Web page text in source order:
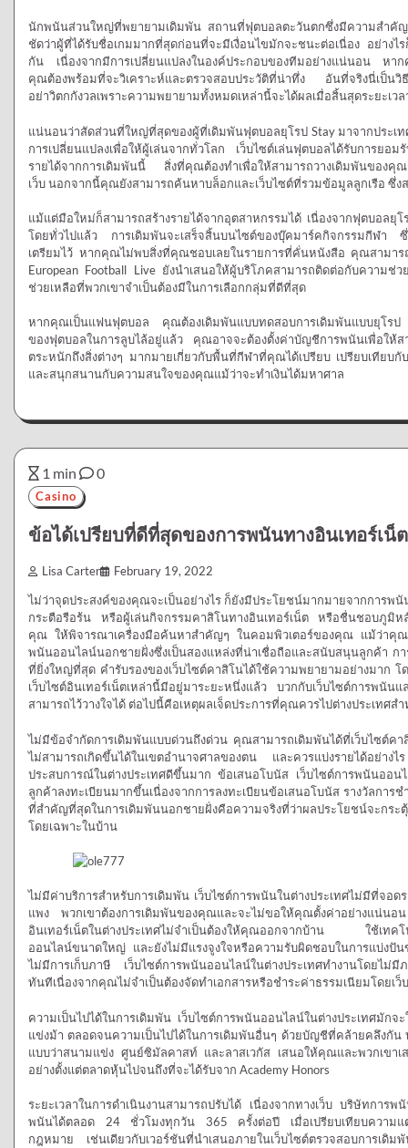
นักพนันส่วนใหญ่ที่พยายามเดิมพัน สถานที่ฟุตบอลตะวันตกซึ่งมีความสำคั
ชัดว่าผู้ที่ได้รับชื่อเกมมากที่สุดก่อนที่จะมีเงื่อนไขมักจะชนะต่อเนื่อง อย่าง
กัน เนื่องจากมีการเปลี่ยนแปลงในองค์ประกอบของทีมอย่างแน่นอน หา
คุณต้องพร้อมที่จะวิเคราะห์และตรวจสอบประวัติที่น่าทึ่ง อันที่จริงนี่เป็นวิ
อย่าวิตกกังวลเพราะความพยายามทั้งหมดเหล่านี้จะได้ผลเมื่อสิ้นสุดระยะเว
แน่นอนว่าสัดส่วนที่ใหญ่ที่สุดของผู้ที่เดิมพันฟุตบอลยุโรป Stay มาจากประเ
การเปลี่ยนแปลงเพื่อให้ผู้เล่นจากทั่วโลก เว็บไซต์เล่นฟุตบอลได้รับการยอ
รายได้จากการเดิมพันนี้ สิ่งที่คุณต้องทำเพื่อให้สามารถวางเดิมพันของคุ
เว็บ นอกจากนี้คุณยังสามารถค้นหาบล็อกและเว็บไซต์ที่รวมข้อมูลลูกเรือ ซึ่
แม้แต่มือใหม่ก็สามารถสร้างรายได้จากอุตสาหกรรมได้ เนื่องจากฟุตบอลยุ
โดยทั่วไปแล้ว การเดิมพันจะเสร็จสิ้นบนไซต์ของบุ๊คมาร์คกิจกรรมกีฬา ซึ่
เตรียมไว้ หากคุณไม่พบสิ่งที่คุณชอบเลยในรายการที่คั่นหนังสือ คุณสามา
European Football Live ยังนำเสนอให้ผู้บริโภคสามารถติดต่อกับความ
ช่วยเหลือที่พวกเขาจำเป็นต้องมีในการเลือกกลุ่มที่ดีที่สุด
หากคุณเป็นแฟนฟุตบอล คุณต้องเดิมพันแบบทดสอบการเดิมพันแบบยุโร
ของฟุตบอลในการลูบไล้อยู่แล้ว คุณอาจจะต้องตั้งค่าบัญชีการพนันเพื่อให้ส
ตระหนักถึงสิ่งต่างๆ มากมายเกี่ยวกับพื้นที่กีฬาที่คุณได้เปรียบ เปรียบเทียบ
และสนุกสนานกับความสนใจของคุณแม้ว่าจะทำเงินได้มหาศาล
1 min 0
Casino
ข้อได้เปรียบที่ดีที่สุดของการพนันทางอินเทอร์เน็
Lisa Carter February 19, 2022
ไม่ว่าจุดประสงค์ของคุณจะเป็นอย่างไร ก็ยังมีประโยชน์มากมายจากการ
กระตือรือร้น หรือผู้เล่นกิจกรรมคาสิโนทางอินเทอร์เน็ต หรือชื่นชอบภูมิห
คุณ ให้พิจารณาเครื่องมือค้นหาสำคัญๆ ในคอมพิวเตอร์ของคุณ แม้ว่าคุณจ
พนันออนไลน์นอกชายฝั่งซึ่งเป็นสองแหล่งที่น่าเชื่อถือและสนับสนุนลูกค้า ก
ที่ยิ่งใหญ่ที่สุด คำรับรองของเว็บไซต์คาสิโนได้ใช้ความพยายามอย่างมาก โ
เว็บไซต์อินเทอร์เน็ตเหล่านี้มีอยู่มาระยะหนึ่งแล้ว บวกกับเว็บไซต์การพนั
สามารถไว้วางใจได้ ต่อไปนี้คือเหตุผลเจ็ดประการที่คุณควรไปต่างประเทศส
ไม่มีข้อจำกัดการเดิมพันแบบด่วนถึงด่วน คุณสามารถเดิมพันได้ที่เว็บไซต์คา
ไม่สามารถเกิดขึ้นได้ในเขตอำนาจศาลของตน และควรแบ่งรายได้อย่า
ประสบการณ์ในต่างประเทศดีขึ้นมาก ข้อเสนอโบนัส เว็บไซต์การพนันออ
ลูกค้าลงทะเบียนมากขึ้นเนื่องจากการลงทะเบียนข้อเสนอโบนัส รางวัลการ
ที่สำคัญที่สุดในการเดิมพันนอกชายฝั่งคือความจริงที่ว่าผลประโยชน์จะกระ
โดยเฉพาะในบ้าน
ไม่มีค่าบริการสำหรับการเดิมพัน เว็บไซต์การพนันในต่างประเทศไม่มีที่จอ
แพง พวกเขาต้องการเดิมพันของคุณและจะไม่ขอให้คุณตั้งค่าอย่างแ
อินเทอร์เน็ตในต่างประเทศไม่จำเป็นต้องให้คุณออกจากบ้าน ใช้เทคโน
ออนไลน์ขนาดใหญ่ และยังไม่มีแรงจูงใจหรือความรับผิดชอบในการแบ่ง
ไม่มีการเก็บภาษี เว็บไซต์การพนันออนไลน์ในต่างประเทศทำงานโดยไม่มี
ทันทีเนื่องจากคุณไม่จำเป็นต้องจัดทำเอกสารหรือชำระค่าธรรมเนียมโดยเ
ความเป็นไปได้ในการเดิมพัน เว็บไซต์การพนันออนไลน์ในต่างประเทศมัก
แข่งม้า ตลอดจนความเป็นไปได้ในการเดิมพันอื่นๆ ด้วยบัญชีที่คล้ายคลึงกั
แบบว่าสนามแข่ง ศูนย์ซิมัลคาสท์ และลาสเวกัส เสนอให้คุณและพวกเขาเ
อย่างตั้งแต่ตลาดหุ้นไปจนถึงที่จะได้รับจาก Academy Honors
ระยะเวลาในการดำเนินงานสามารถปรับได้ เนื่องจากทางเว็บ บริษัทการพ
พนันได้ตลอด 24 ชั่วโมงทุกวัน 365 ครั้งต่อปี เมื่อเปรียบเทียบความแต
กฎหมาย เช่นเดียวกับเวอร์ชันที่นำเสนอภายในเว็บไซต์ตรวจสอบการเดิ